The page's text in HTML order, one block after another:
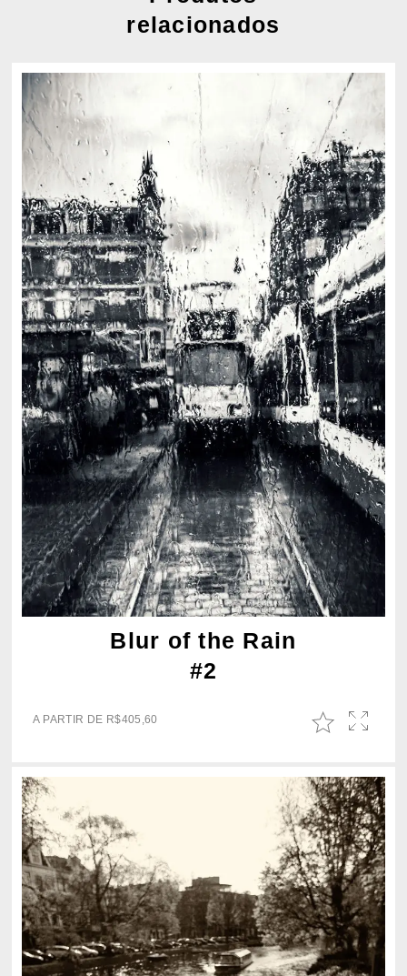
relacionados
Blur of the Rain
#2
A PARTIR DE R$405,60